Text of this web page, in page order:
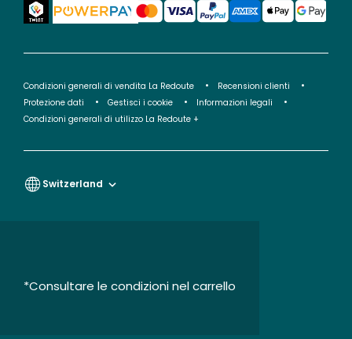
Condizioni generali di vendita La Redoute
Recensioni clienti
Protezione dati
Gestisci i cookie
Informazioni legali
Condizioni generali di utilizzo La Redoute +
Switzerland
*Consultare le condizioni nel carrello